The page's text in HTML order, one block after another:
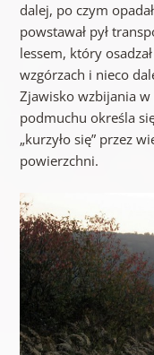
dalej, po czym
powstawał pył
lessem, który
wzgórzach i nieco
Zjawisko wzbijania w
podmuchu określa
„kurzyło się” przez
powierzchni.